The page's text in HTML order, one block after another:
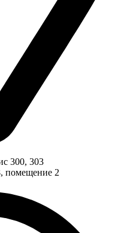
300, 303
помещение 2